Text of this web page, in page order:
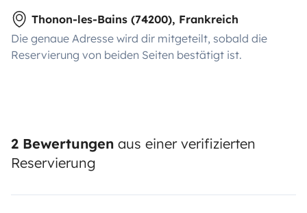
Thonon-les-Bains (74200), Frankreich
Die genaue Adresse wird dir mitgeteilt, sobald die
Reservierung von beiden Seiten bestätigt ist.
2 Bewertungen aus einer verifizierten
Reservierung